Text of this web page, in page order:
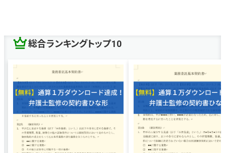
総合ランキングトップ10